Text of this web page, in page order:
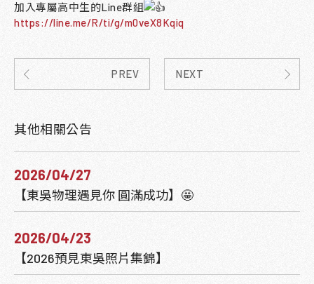
加入專屬高中生的Line群組
https://line.me/R/ti/g/m0veX8Kqiq
PREV NEXT
其他相關公告
2026/04/27
【東吳物理遇見你 圓滿成功】🤩
2026/04/23
【2026預見東吳照片集錦】